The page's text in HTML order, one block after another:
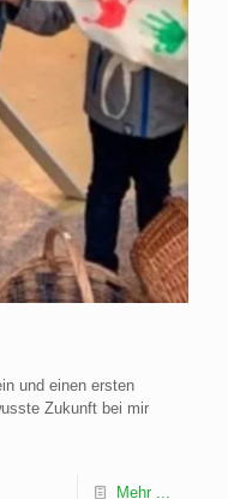
und einen ersten
Zukunft bei mir
Mehr ...